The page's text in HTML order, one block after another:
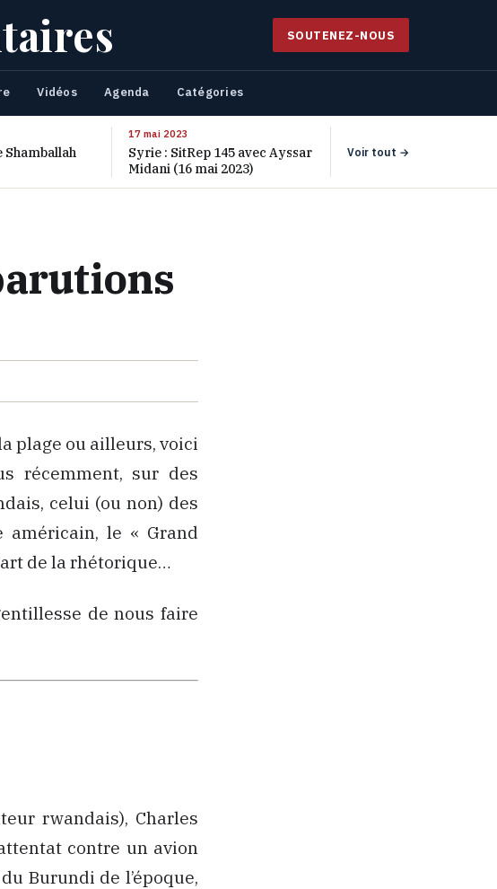
SOUTENEZ-NOUS
Vidéos Agenda Catégories
Shamballah
17 mai 2023
Syrie : SitRep 145 avec Ayssar
Midani (16 mai 2023)
Voir tout →
plage ou ailleurs, voici
récemment, sur des
celui (ou non) des
américain, le « Grand
de la rhétorique…
de nous faire
rwandais), Charles
contre un avion
Burundi de l’époque,